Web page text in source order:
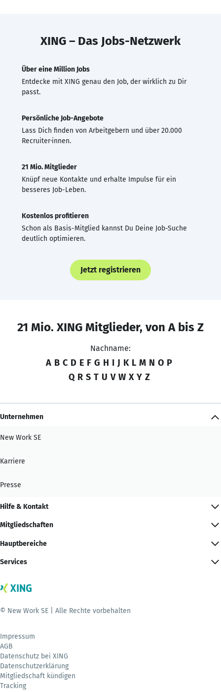
XING – Das Jobs-Netzwerk
Über eine Million Jobs
Entdecke mit XING genau den Job, der wirklich zu Dir
passt.
Persönliche Job-Angebote
Lass Dich finden von Arbeitgebern und über 20.000
Recruiter·innen.
21 Mio. Mitglieder
Knüpf neue Kontakte und erhalte Impulse für ein
besseres Job-Leben.
Kostenlos profitieren
Schon als Basis-Mitglied kannst Du Deine Job-Suche
deutlich optimieren.
Jetzt registrieren
21 Mio. XING Mitglieder, von A bis Z
Nachname:
A B C D E F G H I J K L M N O P
Q R S T U V W X Y Z
Unternehmen
New Work SE
Karriere
Presse
Hilfe & Kontakt
Mitgliedschaften
Hauptbereiche
Services
© New Work SE | Alle Rechte vorbehalten
Impressum
AGB
Datenschutz bei XING
Datenschutzerklärung
Mitgliedschaft kündigen
Tracking